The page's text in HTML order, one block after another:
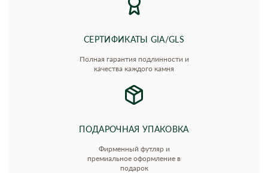
СЕРТИФИКАТЫ GIA/GLS
Полная гарантия подлинности и
качества каждого камня
ПОДАРОЧНАЯ УПАКОВКА
Фирменный футляр и
премиальное оформление в
подарок